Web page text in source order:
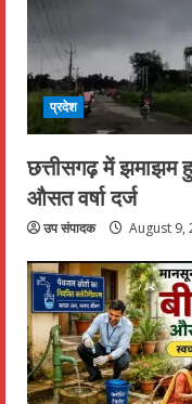
प्रदेश
छत्तीसगढ़ में झमाझम
औसत वर्षा दर्ज
उप संपादक August 9,